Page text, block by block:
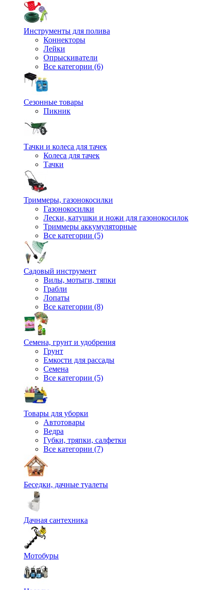
Инструменты для полива
Коннекторы
Лейки
Опрыскиватели
Все категории (6)
Сезонные товары
Пикник
Тачки и колеса для тачек
Колеса для тачек
Тачки
Триммеры, газонокосилки
Газонокосилки
Лески, катушки и ножи для газонокосилок
Триммеры аккумуляторные
Все категории (5)
Садовый инструмент
Вилы, мотыги, тяпки
Грабли
Лопаты
Все категории (8)
Семена, грунт и удобрения
Грунт
Емкости для рассады
Семена
Все категории (5)
Товары для уборки
Автотовары
Ведра
Губки, тряпки, салфетки
Все категории (7)
Беседки, дачные туалеты
Дачная сантехника
Мотобуры